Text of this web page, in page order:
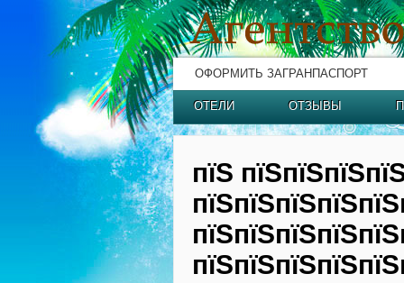
ОФОРМИТЬ ЗАГРАНПАСПОРТ
ОТЕЛИ ОТЗЫВЫ
пїЅ